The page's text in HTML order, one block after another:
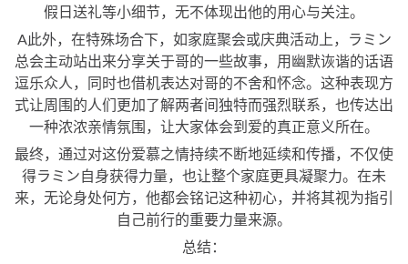
假日送礼等小细节，无不体现出他的用心与关注。
A此外，在特殊场合下，如家庭聚会或庆典活动上，ラミン
总会主动站出来分享关于哥的一些故事，用幽默诙谐的话语
逗乐众人，同时也借机表达对哥的不舍和怀念。这种表现方
式让周围的人们更加了解两者间独特而强烈联系，也传达出
一种浓浓亲情氛围，让大家体会到爱的真正意义所在。
最终，通过对这份爱慕之情持续不断地延续和传播，不仅使
得ラミン自身获得力量，也让整个家庭更具凝聚力。在未
来，无论身处何方，他都会铭记这种初心，并将其视为指引
自己前行的重要力量来源。
总结：